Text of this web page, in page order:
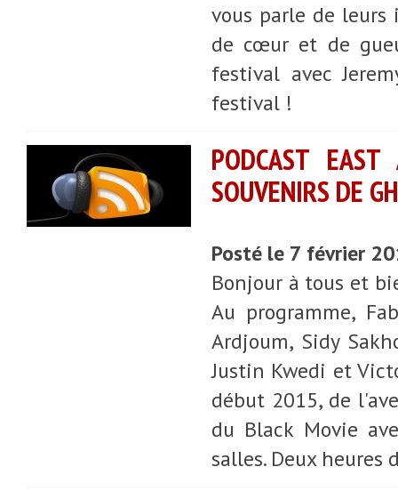
vous parle de leurs
de cœur et de
festival avec
festival !
PODCAST
SOUVENIRS DE
Posté le 7 février
Bonjour à tous et
Au programme,
Ardjoum, Sidy
Justin Kwedi et
début 2015, de
du Black Movie
salles. Deux